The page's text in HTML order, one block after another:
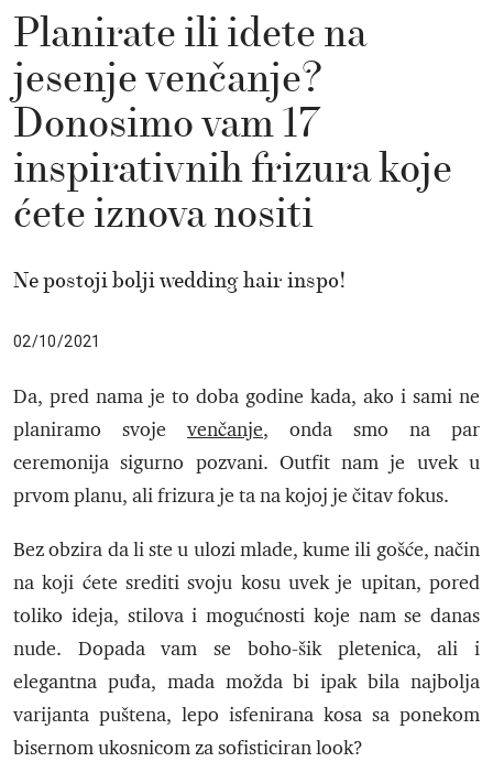
Planirate ili idete na
jesenje venčanje?
Donosimo vam 17
inspirativnih frizura koje
ćete iznova nositi
Ne postoji bolji wedding hair inspo!
02/10/2021
Da, pred nama je to doba godine kada, ako i sami ne
planiramo svoje venčanje, onda smo na par
ceremonija sigurno pozvani. Outfit nam je uvek u
prvom planu, ali frizura je ta na kojoj je čitav fokus.
Bez obzira da li ste u ulozi mlade, kume ili gošće, način
na koji ćete srediti svoju kosu uvek je upitan, pored
toliko ideja, stilova i mogućnosti koje nam se danas
nude. Dopada vam se boho-šik pletenica, ali i
elegantna puđa, mada možda bi ipak bila najbolja
varijanta puštena, lepo isfenirana kosa sa ponekom
bisernom ukosnicom za sofisticiran look?